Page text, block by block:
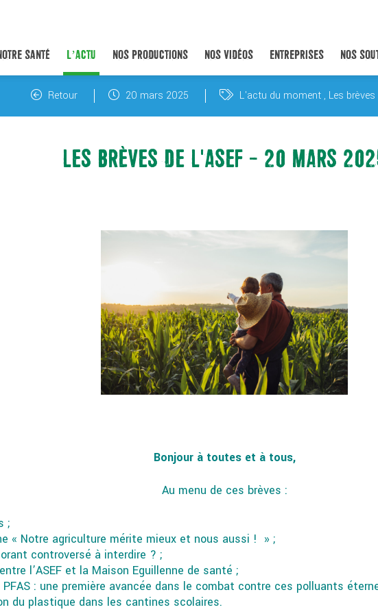
SANTÉ L’ACTU NOS PRODUCTIONS NOS VIDÉOS ENTREPRISES NOS
Retour 20 mars 2025 L'actu du moment Les brèves
LES BRÈVES DE L'ASEF - 20 MARS
Bonjour à toutes et à tous,
Au menu de ces brèves :
;
« Notre agriculture mérite mieux et nous aussi ! » ;
controversé à interdire ? ;
l’ASEF et la Maison Eguillenne de santé ;
: une première avancée dans le combat contre ces polluants
du plastique dans les cantines scolaires.